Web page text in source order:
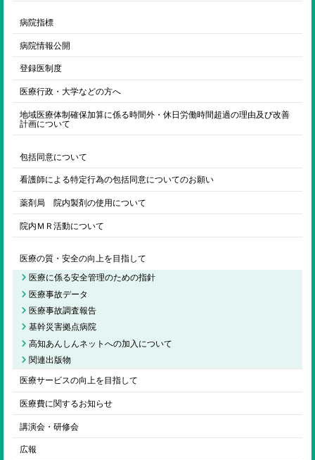
病院指標
病院情報公開
登録医制度
医療行政・大学などの方へ
地域医療体制確保加算に係る時間外・休日労働時間超過の理由及び改善
計画について
包括同意について
看護師による特定行為の包括同意についてのお願い
薬剤局 院内製剤の使用について
院内ＭＲ活動について
医療の質・安全の向上を目指して
医療に係る安全管理のための指針
医療事故データ
医療事故調査報告
基幹災害拠点病院
高知あんしんネットへの加入について
関連出版物
医療サービスの向上を目指して
医療費に関するお知らせ
講演会・研修会
広報